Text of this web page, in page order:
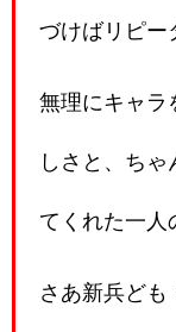
づけばリピー
無理にキャラ
しさと、ち
てくれた一人
さあ新兵ども